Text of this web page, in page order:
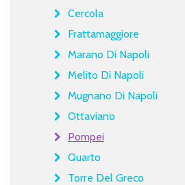
Cercola
Frattamaggiore
Marano Di Napoli
Melito Di Napoli
Mugnano Di Napoli
Ottaviano
Pompei
Quarto
Torre Del Greco